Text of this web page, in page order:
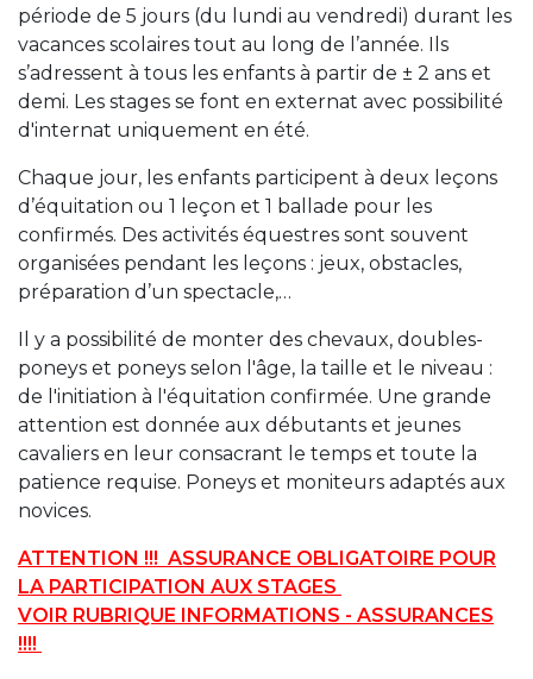
période de 5 jours (du lundi au vendredi) durant les
vacances scolaires tout au long de l’année. Ils
s’adressent à tous les enfants à partir de ± 2 ans et
demi. Les stages se font en externat avec possibilité
d'internat uniquement en été.
Chaque jour, les enfants participent à deux leçons
d’équitation ou 1 leçon et 1 ballade pour les
confirmés. Des activités équestres sont souvent
organisées pendant les leçons : jeux, obstacles,
préparation d’un spectacle,…
Il y a possibilité de monter des chevaux, doubles-
poneys et poneys selon l'âge, la taille et le niveau :
de l'initiation à l'équitation confirmée. Une grande
attention est donnée aux débutants et jeunes
cavaliers en leur consacrant le temps et toute la
patience requise. Poneys et moniteurs adaptés aux
novices.
ATTENTION !!! ASSURANCE OBLIGATOIRE POUR
LA PARTICIPATION AUX STAGES
VOIR RUBRIQUE INFORMATIONS - ASSURANCES
!!!!